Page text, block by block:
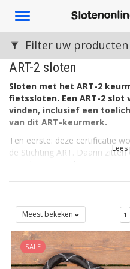
Toggle
ART-2 sloten
Sloten met het ART-2
fietssloten. Een ART-2
vinden, inclusief een
van dit ART-keurmerk.
Ten eerste: deze certificatie
de Stichting ART. Daarin zitten
gezegd in relatie tot de fiets.
Welke ART-sloten zijn er
SKG-IKOB verzorgt de
Naast ART-2 sloten zijn er
tweede fietsslot naast een
Filter uw producten
Meest bekeken 1
SALE